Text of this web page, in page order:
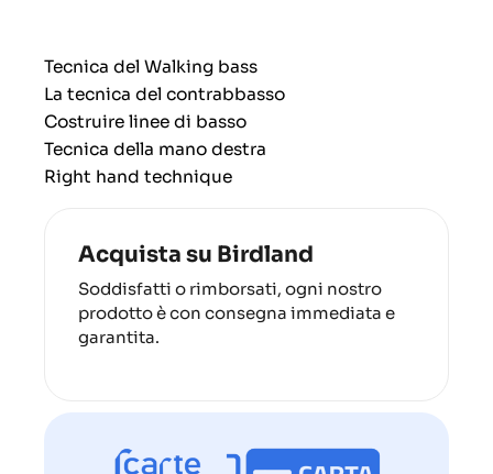
Tecnica del Walking bass
La tecnica del contrabbasso
Costruire linee di basso
Tecnica della mano destra
Right hand technique
Acquista su Birdland
Soddisfatti o rimborsati, ogni nostro
prodotto è con consegna immediata e
garantita.